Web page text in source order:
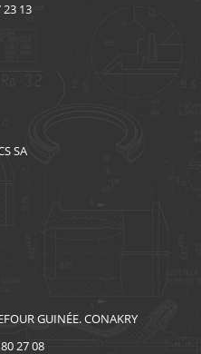
23 13
SA
GUINÉE. CONAKRY
27 08